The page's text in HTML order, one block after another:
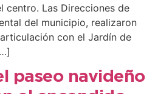
centro. Las Direcciones de
del municipio, realizaron
con el Jardín de
paseo navideño